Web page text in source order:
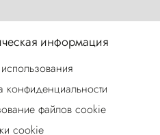
информация
конфиденциальности
файлов cookie
cookie